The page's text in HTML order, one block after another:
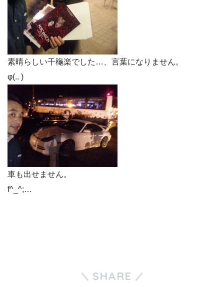
素晴らしい千龝楽でした…、言葉になりません。
φ(.. )
車も出せません。
f^_^;…
SHARE